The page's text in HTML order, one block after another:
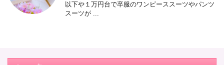
以下や１万円台で卒服のワンピーススーツやパンツ
スーツが ...